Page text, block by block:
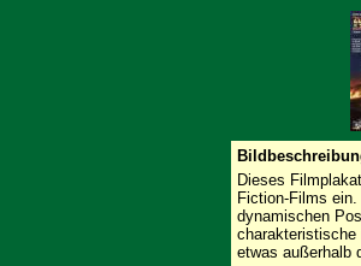
Dieses
Fiction-Films
dynamischen
charakteristische
etwas außerhalb